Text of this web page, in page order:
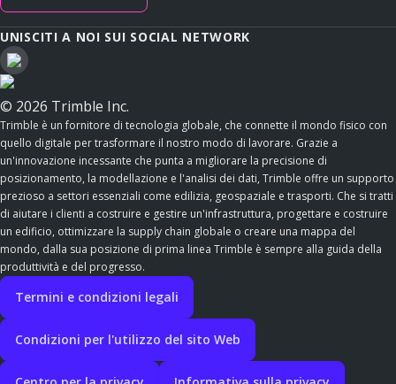
UNISCITI A NOI SUI SOCIAL NETWORK
© 2026 Trimble Inc.
Trimble è un fornitore di tecnologia globale, che connette il mondo fisico con
quello digitale per trasformare il nostro modo di lavorare. Grazie a
un'innovazione incessante che punta a migliorare la precisione di
posizionamento, la modellazione e l'analisi dei dati, Trimble offre un supporto
prezioso a settori essenziali come edilizia, geospaziale e trasporti. Che si tratti
di aiutare i clienti a costruire e gestire un'infrastruttura, progettare e costruire
un edificio, ottimizzare la supply chain globale o creare una mappa del
mondo, dalla sua posizione di prima linea Trimble è sempre alla guida della
produttività e del progresso.
Termini e condizioni legali
Condizioni per l'utilizzo del sito Web